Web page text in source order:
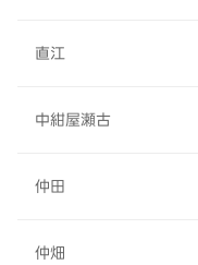
直江
中紺屋瀬古
仲田
仲畑